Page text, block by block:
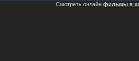
Смотреть онлайн фильмы в